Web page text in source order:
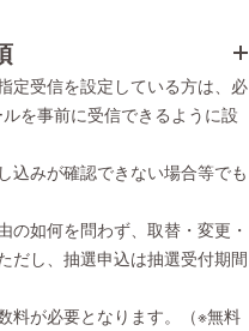
定受信を設定している方は、必
を事前に受信できるように設
込みが確認できない場合等でも
の如何を問わず、取替・変更・
だし、抽選申込は抽選受付期間
料が必要となります。（※無料